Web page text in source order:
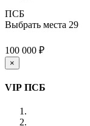
ПСБ
Выбрать места 29
100 000 ₽
×
VIP ПСБ